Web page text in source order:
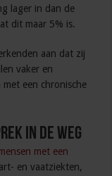
lager in dan de
dit maar 5% is.
aan dat zij
vaker en
een chronische
in de weg
met een
en vaatziekten,